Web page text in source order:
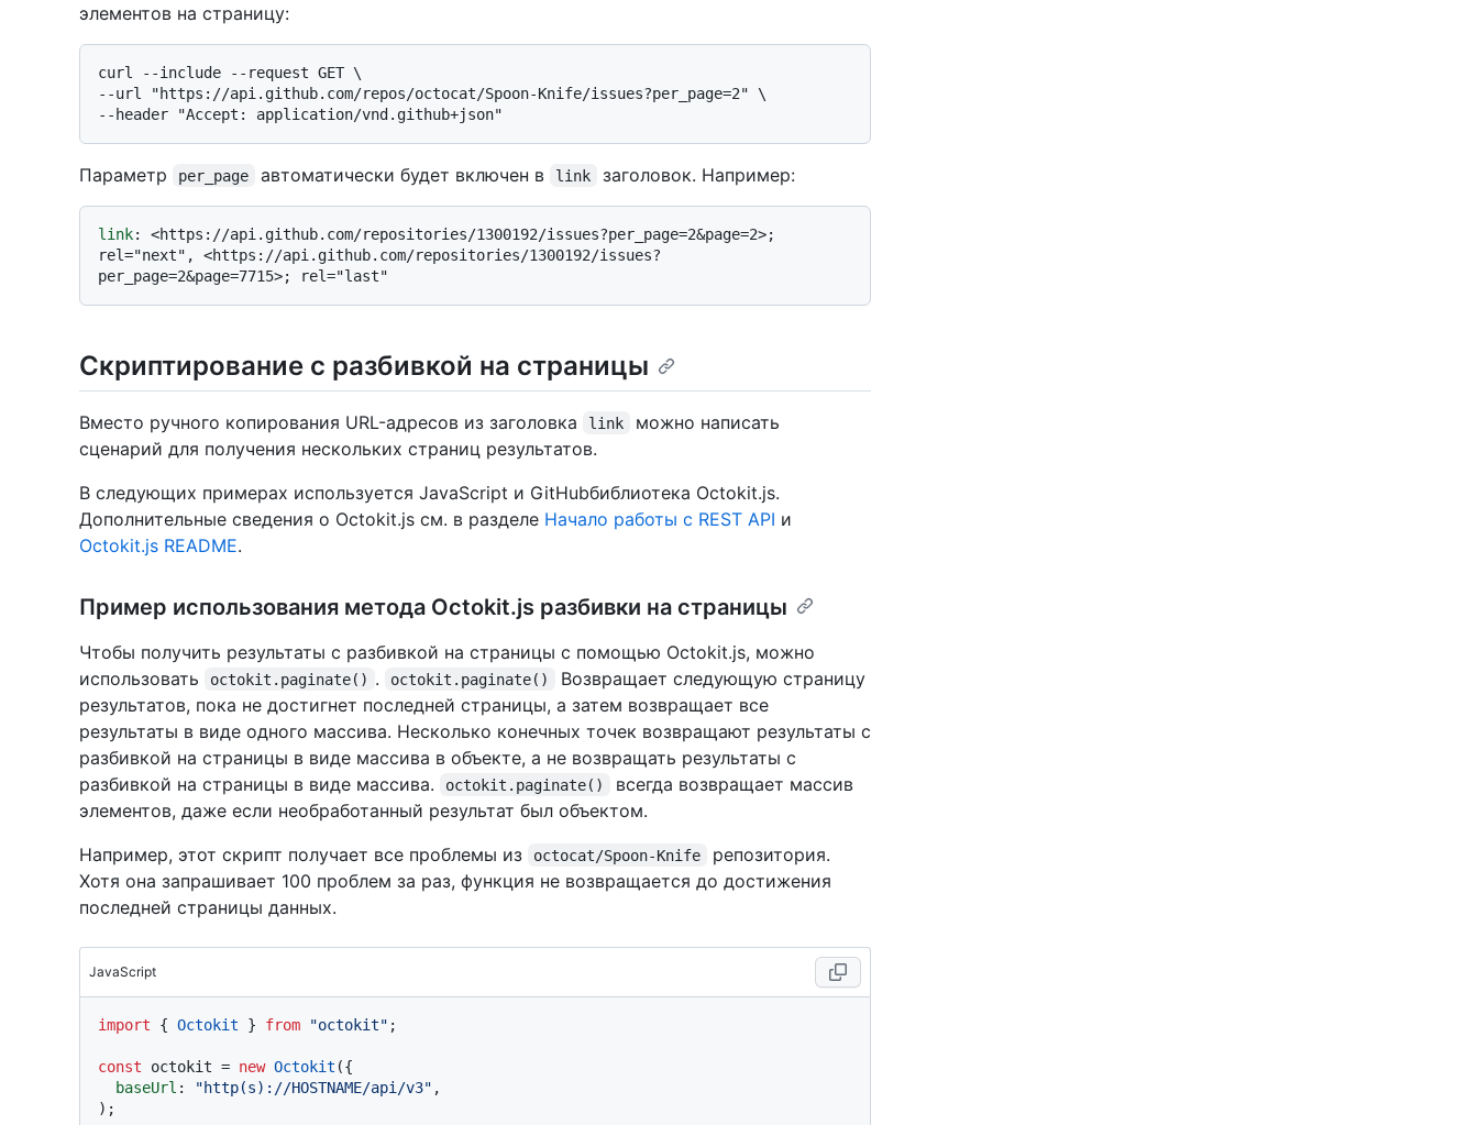
элементов на страницу:
curl --include --request GET \
--url "https://api.github.com/repos/octocat/Spoon-Knife/issues?per_page=2" \
Параметр per_page автоматически будет включен в link заголовок. Например:
link: <https://api.github.com/repositories/1300192/issues?per_page=2&page=2>;
rel="next", <https://api.github.com/repositories/1300192/issues?
Скриптирование с разбивкой на страницы
Вместо ручного копирования URL-адресов из заголовка link
можно написать
сценарий для получения нескольких страниц результатов.
В следующих примерах используется JavaScript и GitHubбиблиотека Octokit.js.
Дополнительные сведения о Octokit.js см. в разделе Начало работы с REST API и
Octokit.js README.
Пример использования метода Octokit.js разбивки на страницы
Чтобы получить результаты с разбивкой на страницы с помощью Octokit.js, можно
использовать
octokit.paginate() . octokit.paginate()
Возвращает следующую страницу
результатов, пока не достигнет последней страницы, а затем возвращает все
результаты в виде одного массива. Несколько конечных точек возвращают результаты с
разбивкой на страницы в виде массива в объекте, а не возвращать результаты с
разбивкой на страницы в виде массива.
octokit.paginate()
всегда возвращает массив
элементов, даже если необработанный результат был объектом.
Например, этот скрипт получает все проблемы из
octocat/Spoon-Knife
репозитория.
Хотя она запрашивает 100 проблем за раз, функция не возвращается до достижения
последней страницы данных.
JavaScript
import { Octokit } from "octokit" ;
const octokit = new Octokit ({
baseUrl : "http(s)://HOSTNAME/api/v3" ,
);